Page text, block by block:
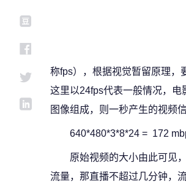
称fps），根据视觉暂留原理，
这里以24fps代表一般情况，
图像组成，则一秒产生的视频信
640*480*3*8*24 = 172
原始视频的大小由此可见
流量，那直播不超过几分钟，